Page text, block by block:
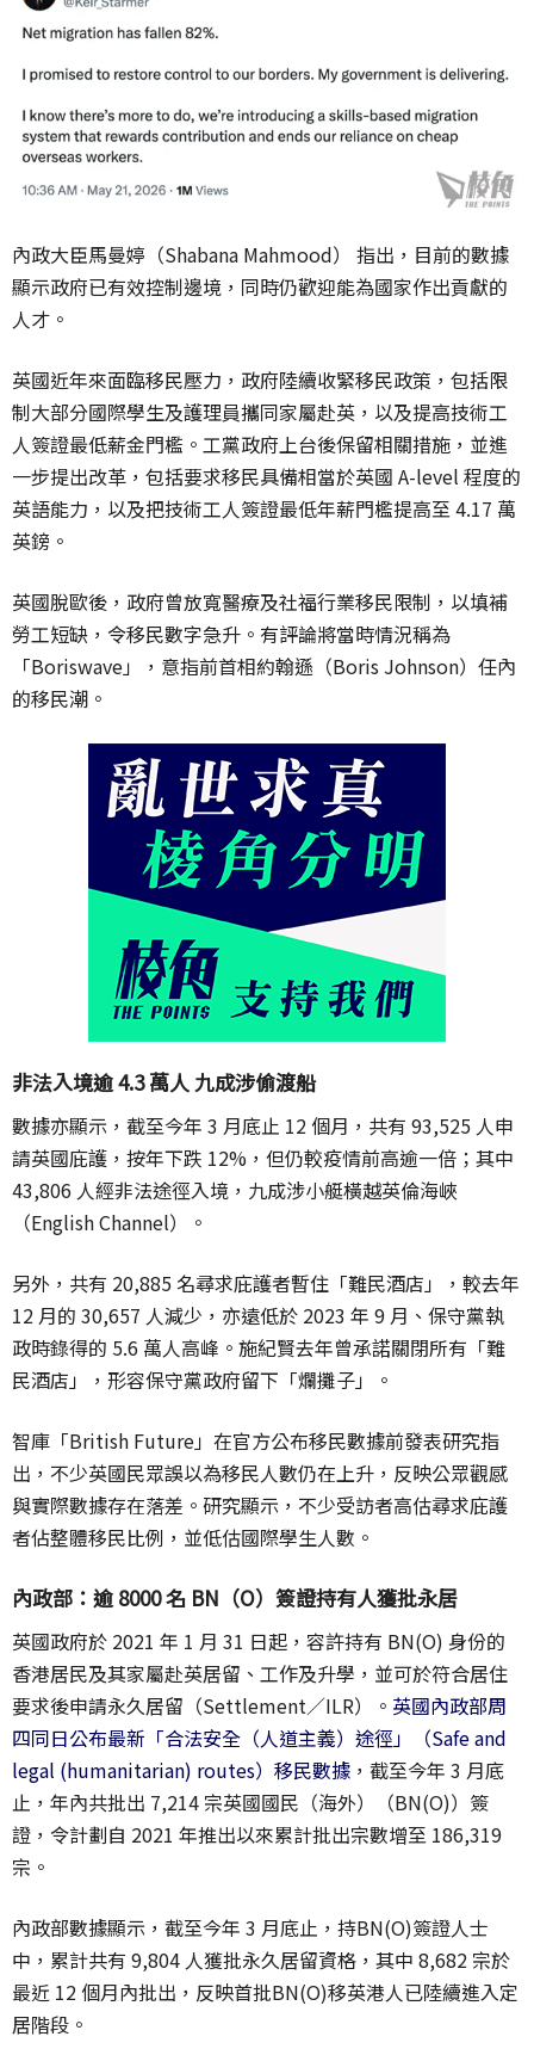
內政大臣馬曼婷（Shabana Mahmood） 指出，目前的數據
顯示政府已有效控制邊境，同時仍歡迎能為國家作出貢獻的
人才。
英國近年來面臨移民壓力，政府陸續收緊移民政策，包括限
制大部分國際學生及護理員攜同家屬赴英，以及提高技術工
人簽證最低薪金門檻。工黨政府上台後保留相關措施，並進
一步提出改革，包括要求移民具備相當於英國 A-level 程度的
英語能力，以及把技術工人簽證最低年薪門檻提高至 4.17 萬
英鎊。
英國脫歐後，政府曾放寬醫療及社福行業移民限制，以填補
勞工短缺，令移民數字急升。有評論將當時情況稱為
「Boriswave」，意指前首相約翰遜（Boris Johnson）任內
的移民潮。
非法入境逾 4.3 萬人 九成涉偷渡船
數據亦顯示，截至今年 3 月底止 12 個月，共有 93,525 人申
請英國庇護，按年下跌 12%，但仍較疫情前高逾一倍；其中
43,806 人經非法途徑入境，九成涉小艇橫越英倫海峽
（English Channel）。
另外，共有 20,885 名尋求庇護者暫住「難民酒店」，較去年
12 月的 30,657 人減少，亦遠低於 2023 年 9 月、保守黨執
政時錄得的 5.6 萬人高峰。施紀賢去年曾承諾關閉所有「難
民酒店」，形容保守黨政府留下「爛攤子」。
智庫「British Future」在官方公布移民數據前發表研究指
出，不少英國民眾誤以為移民人數仍在上升，反映公眾觀感
與實際數據存在落差。研究顯示，不少受訪者高估尋求庇護
者佔整體移民比例，並低估國際學生人數。
內政部：逾 8000 名 BN（O）簽證持有人獲批永居
英國政府於 2021 年 1 月 31 日起，容許持有 BN(O) 身份的
香港居民及其家屬赴英居留、工作及升學，並可於符合居住
要求後申請永久居留（Settlement／ILR）。 英國內政部周
四同日公布最新「合法安全（人道主義）途徑」（Safe and
legal (humanitarian) routes）移民數據 ，截至今年 3 月底
止，年內共批出 7,214 宗英國國民（海外）（BN(O)）簽
證，令計劃自 2021 年推出以來累計批出宗數增至 186,319
宗。
內政部數據顯示，截至今年 3 月底止，持BN(O)簽證人士
中，累計共有 9,804 人獲批永久居留資格，其中 8,682 宗於
最近 12 個月內批出，反映首批BN(O)移英港人已陸續進入定
居階段。